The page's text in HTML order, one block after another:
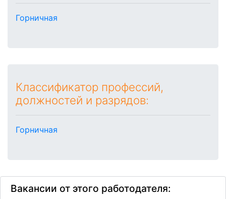
Горничная
Классификатор профессий,
должностей и разрядов:
Горничная
Вакансии от этого работодателя: